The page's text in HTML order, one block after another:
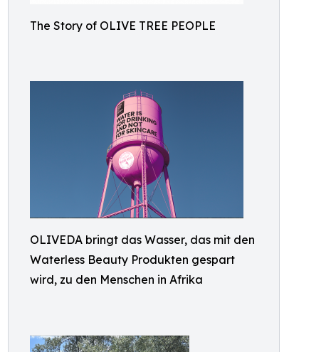
The Story of OLIVE TREE PEOPLE
OLIVEDA bringt das Wasser, das mit den
Waterless Beauty Produkten gespart
wird, zu den Menschen in Afrika